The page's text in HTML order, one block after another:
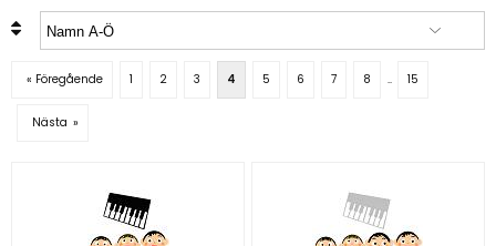
« Föregående 1 2 3 4 5 6 7 8 .. 15
Nästa »